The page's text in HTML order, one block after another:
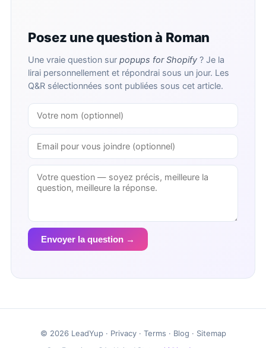
Posez une question à Roman
Une vraie question sur popups for Shopify ? Je la
lirai personnellement et répondrai sous un jour. Les
Q&R sélectionnées sont publiées sous cet article.
Envoyer la question →
© 2026 LeadYup · Privacy· Terms · Blog · Sitemap